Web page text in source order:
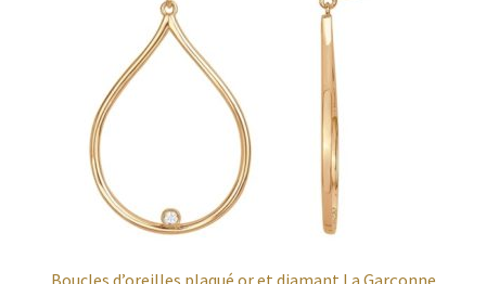
Boucles d’oreilles plaqué or et diamant La Garçonne